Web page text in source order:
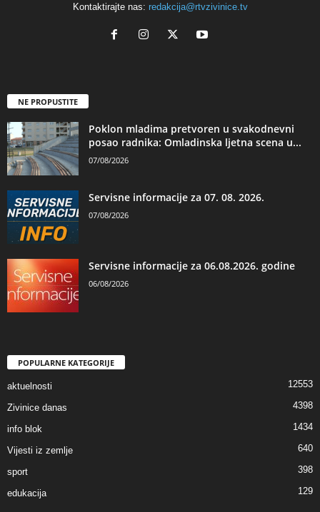
Kontaktirajte nas: redakcija@rtvzivinice.tv
NE PROPUSTITE
Poklon mladima pretvoren u svakodnevni
posao radnika: Omladinska ljetna scena u...
07/08/2026
Servisne informacije za 07. 08. 2026.
07/08/2026
Servisne informacije za 06.08.2026. godine
06/08/2026
POPULARNE KATEGORIJE
aktuelnosti 12553
Zivinice danas 4398
info blok 1434
Vijesti iz zemlje 640
sport 398
edukacija 129